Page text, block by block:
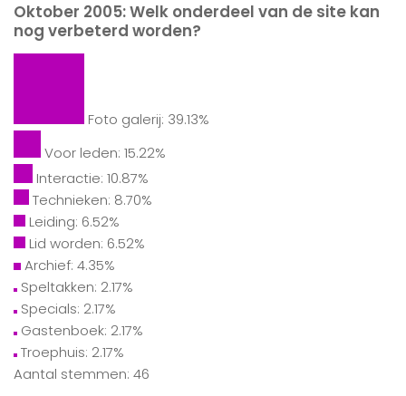
Oktober 2005: Welk onderdeel van de site kan
nog verbeterd worden?
Foto galerij: 39.13%
Voor leden: 15.22%
Interactie: 10.87%
Technieken: 8.70%
Leiding: 6.52%
Lid worden: 6.52%
Archief: 4.35%
Speltakken: 2.17%
Specials: 2.17%
Gastenboek: 2.17%
Troephuis: 2.17%
Aantal stemmen: 46